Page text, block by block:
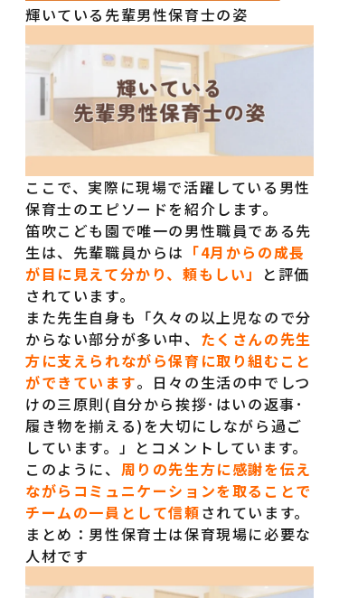
輝いている先輩男性保育士の姿
ここで、実際に現場で活躍している男性
保育士のエピソードを紹介します。
笛吹こども園で唯一の男性職員である先
生は、先輩職員からは 「4月からの成長
が目に見えて分かり、頼もしい」
と評価
されています。
また先生自身も「久々の以上児なので分
からない部分が多い中、 たくさんの先生
方に支えられながら保育に取り組むこと
ができています。日々の生活の中でしつ
けの三原則(自分から挨拶･はいの返事･
履き物を揃える)を大切にしながら過ご
しています。」とコメントしています。
このように、 周りの先生方に感謝を伝え
ながらコミュニケーションを取ることで
チームの一員として信頼されています。
まとめ：男性保育士は保育現場に必要な
人材です